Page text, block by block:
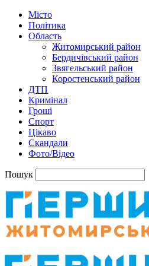
Місто
Політика
Область
Житомирський район
Бердичівський район
Звягельський район
Коростенський район
ДТП
Кримінал
Гроші
Спорт
Цікаво
Скандали
Фото/Відео
Пошук